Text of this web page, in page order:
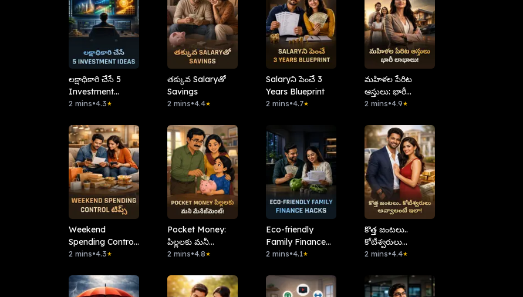
లక్షాధికారి చేసే 5
Investment
Ideas
2 mins•4.3★
తక్కువ Salaryతో
Savings
2 mins•4.4★
Salaryని పెంచే 3
Years Blueprint
2 mins•4.7★
మహిళల పేరిట
ఆస్తులు: భారీ
లాభాలు!
2 mins•4.9★
Weekend
Spending Control
టిప్స్
2 mins•4.3★
Pocket Money:
పిల్లలకు మనీ
మేనేజ్‌మెంట్!
2 mins•4.8★
Eco-friendly
Family Finance
Hacks
2 mins•4.1★
కొత్త జంటలు..
కోటీశ్వరులు
అవ్వాలంటే ఇలా!
2 mins•4.4★